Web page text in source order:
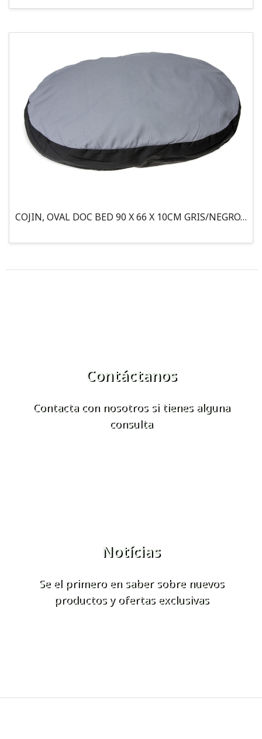
COJIN, OVAL DOC BED 90 X 66 X 10CM GRIS/NEGRO, 95°
Contáctanos
Contacta con nosotros si tienes alguna
consulta
Notícias
Se el primero en saber sobre nuevos
productos y ofertas exclusivas